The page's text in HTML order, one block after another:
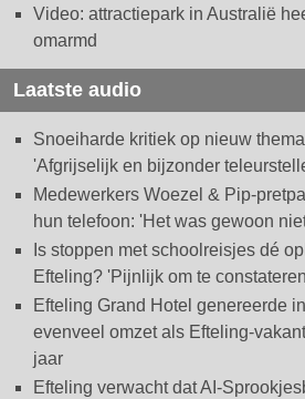
Video: attractiepark in Australië
omarmd
Laatste audio
Snoeiharde kritiek op nieuw
'Afgrijselijk en bijzonder
Medewerkers Woezel & Pip-
hun telefoon: 'Het was gewoon
Is stoppen met schoolreisjes dé
Efteling? 'Pijnlijk om te
Efteling Grand Hotel genereerde
evenveel omzet als Efteling-
jaar
Efteling verwacht dat AI-